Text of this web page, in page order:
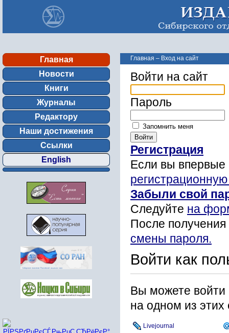
Главная
Новости
Книги
Журналы
Редактору
Наши достижения
Ссылки
English
Главная – Вход на сайт
Войти на сайт
Пароль
Запомнить меня
Регистрация
Если вы впервые
Забыли свой
Следуйте на
После
смены пароля.
Войти как
Вы можете войти
на одном из этих
Livejournal